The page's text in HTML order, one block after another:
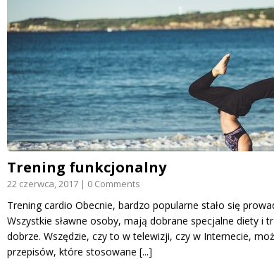
Trening funkcjonalny
22 czerwca, 2017 | 0 Comments
Trening cardio Obecnie, bardzo popularne stało się
Wszystkie sławne osoby, mają dobrane specjalne diety i
dobrze. Wszędzie, czy to w telewizji, czy w Internecie,
przepisów, które stosowane [...]